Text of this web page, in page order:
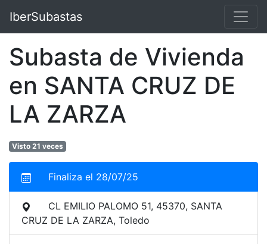
IberSubastas
Subasta de Vivienda
en SANTA CRUZ DE
LA ZARZA
Visto 21 veces
Finaliza el 28/07/25
CL EMILIO PALOMO 51, 45370, SANTA
CRUZ DE LA ZARZA, Toledo